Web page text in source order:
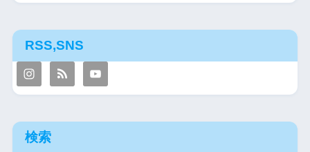
RSS,SNS
検索